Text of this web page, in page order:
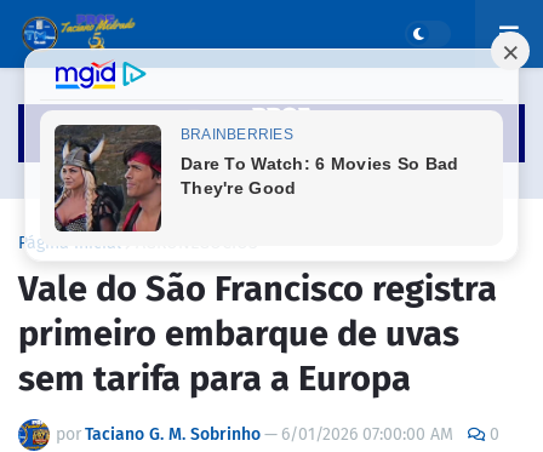
Página inicial
Vale do São Francisco registra
primeiro embarque de uvas
sem tarifa para a Europa
porTaciano G. M. Sobrinho— 6/01/2026 07:00:00 AM 0